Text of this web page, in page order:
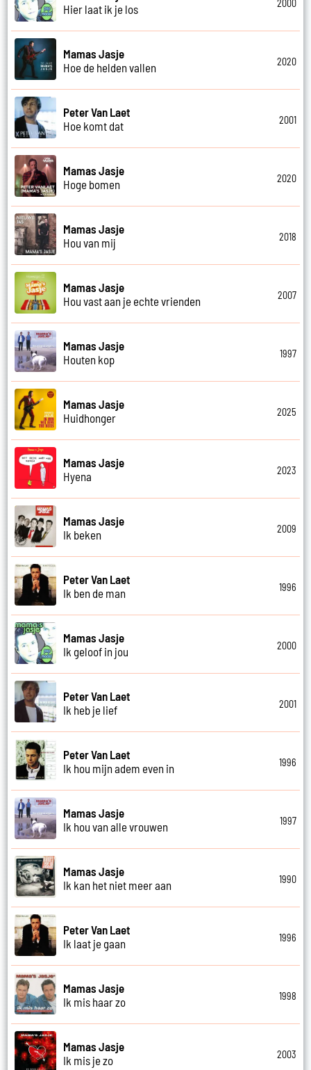
Hier laat ik je los
2000
Mamas Jasje
Hoe de helden vallen
2020
Peter Van Laet
Hoe komt dat
2001
Mamas Jasje
Hoge bomen
2020
Mamas Jasje
Hou van mij
2018
Mamas Jasje
Hou vast aan je echte vrienden
2007
Mamas Jasje
Houten kop
1997
Mamas Jasje
Huidhonger
2025
Mamas Jasje
Hyena
2023
Mamas Jasje
Ik beken
2009
Peter Van Laet
Ik ben de man
1996
Mamas Jasje
Ik geloof in jou
2000
Peter Van Laet
Ik heb je lief
2001
Peter Van Laet
Ik hou mijn adem even in
1996
Mamas Jasje
Ik hou van alle vrouwen
1997
Mamas Jasje
Ik kan het niet meer aan
1990
Peter Van Laet
Ik laat je gaan
1996
Mamas Jasje
Ik mis haar zo
1998
Mamas Jasje
Ik mis je zo
2003